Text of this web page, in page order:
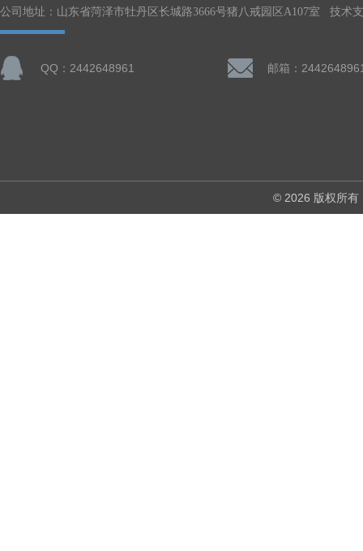
公司地址：山东省菏泽市牡丹区长城路3666号猪八戒园区A107室 技术
QQ：2442648961 邮箱：
© 2026 版权所